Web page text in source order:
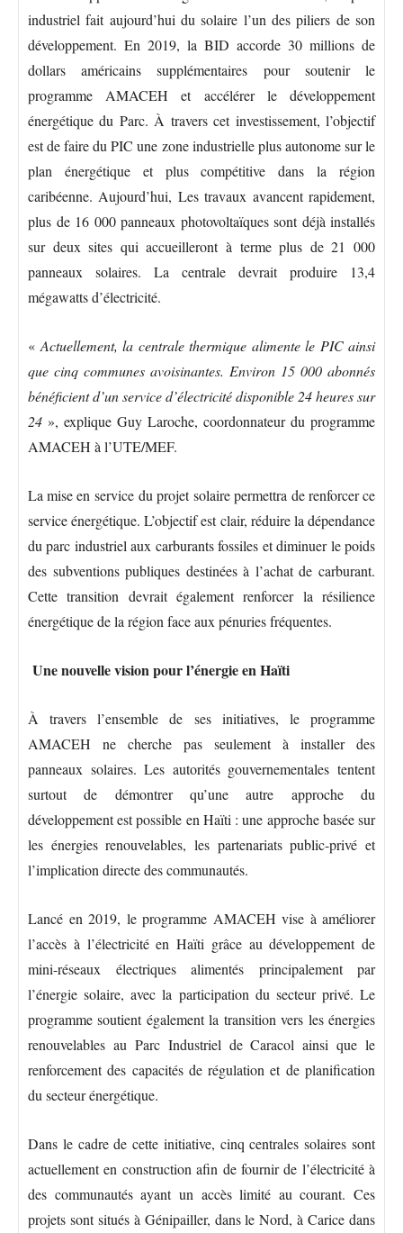
industriel fait aujourd’hui du solaire l’un des piliers de son
développement. En 2019, la BID accorde 30 millions de
dollars américains supplémentaires pour soutenir le
programme AMACEH et accélérer le développement
énergétique du Parc. À travers cet investissement, l’objectif
est de faire du PIC une zone industrielle plus autonome sur le
plan énergétique et plus compétitive dans la région
caribéenne. Aujourd’hui, Les travaux avancent rapidement,
plus de 16 000 panneaux photovoltaïques sont déjà installés
sur deux sites qui accueilleront à terme plus de 21 000
panneaux solaires. La centrale devrait produire 13,4
mégawatts d’électricité.
« Actuellement, la centrale thermique alimente le PIC ainsi
que cinq communes avoisinantes. Environ 15 000 abonnés
bénéficient d’un service d’électricité disponible 24 heures sur
24 », explique Guy Laroche, coordonnateur du programme
AMACEH à l’UTE/MEF.
La mise en service du projet solaire permettra de renforcer ce
service énergétique. L’objectif est clair, réduire la dépendance
du parc industriel aux carburants fossiles et diminuer le poids
des subventions publiques destinées à l’achat de carburant.
Cette transition devrait également renforcer la résilience
énergétique de la région face aux pénuries fréquentes.
Une nouvelle vision pour l’énergie en Haïti
À travers l’ensemble de ses initiatives, le programme
AMACEH ne cherche pas seulement à installer des
panneaux solaires. Les autorités gouvernementales tentent
surtout de démontrer qu’une autre approche du
développement est possible en Haïti : une approche basée sur
les énergies renouvelables, les partenariats public-privé et
l’implication directe des communautés.
Lancé en 2019, le programme AMACEH vise à améliorer
l’accès à l’électricité en Haïti grâce au développement de
mini-réseaux électriques alimentés principalement par
l’énergie solaire, avec la participation du secteur privé. Le
programme soutient également la transition vers les énergies
renouvelables au Parc Industriel de Caracol ainsi que le
renforcement des capacités de régulation et de planification
du secteur énergétique.
Dans le cadre de cette initiative, cinq centrales solaires sont
actuellement en construction afin de fournir de l’électricité à
des communautés ayant un accès limité au courant. Ces
projets sont situés à Génipailler, dans le Nord, à Carice dans